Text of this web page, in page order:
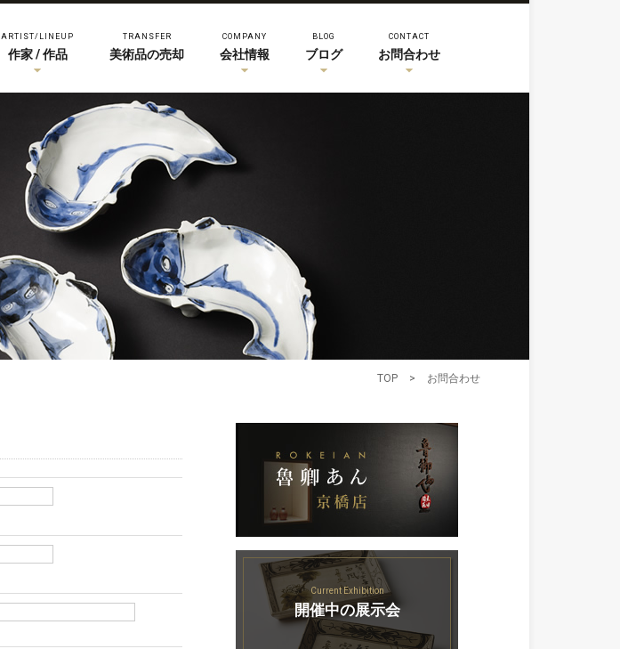
ARTIST/LINEUP
作家 / 作品
TRANSFER
美術品の売却
COMPANY
会社情報
BLOG
ブログ
CONTACT
お問合わせ
TOP > お問合わせ
Current Exhibition
開催中の展示会